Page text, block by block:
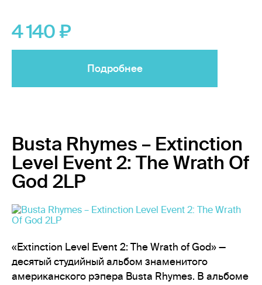
4 140
Подробнее
Busta Rhymes – Extinction
Level Event 2: The Wrath Of
God 2LP
«Extinction Level Event 2: The Wrath of God» —
десятый студийный альбом знаменитого
американского рэпера Busta Rhymes. В альбоме